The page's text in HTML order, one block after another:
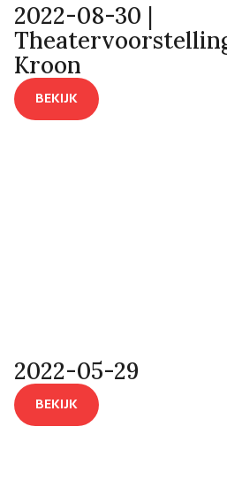
2022-08-30 |
Kroon
BEKIJK
2022-05-29
BEKIJK